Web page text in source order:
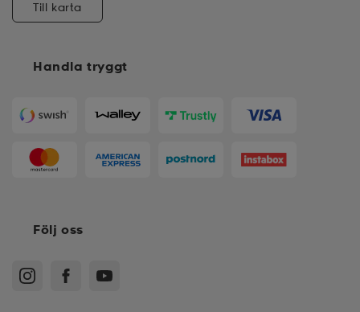
Handla tryggt
Till karta
Följ oss